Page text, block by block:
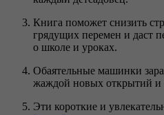
Книга поможет снизить
грядущих перемен и даст
о школе и уроках.
Обаятельные машинки
жаждой новых открытий и
Эти короткие и